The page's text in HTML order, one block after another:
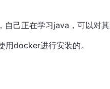
己正在学习java，可以对
用docker进行安装的。